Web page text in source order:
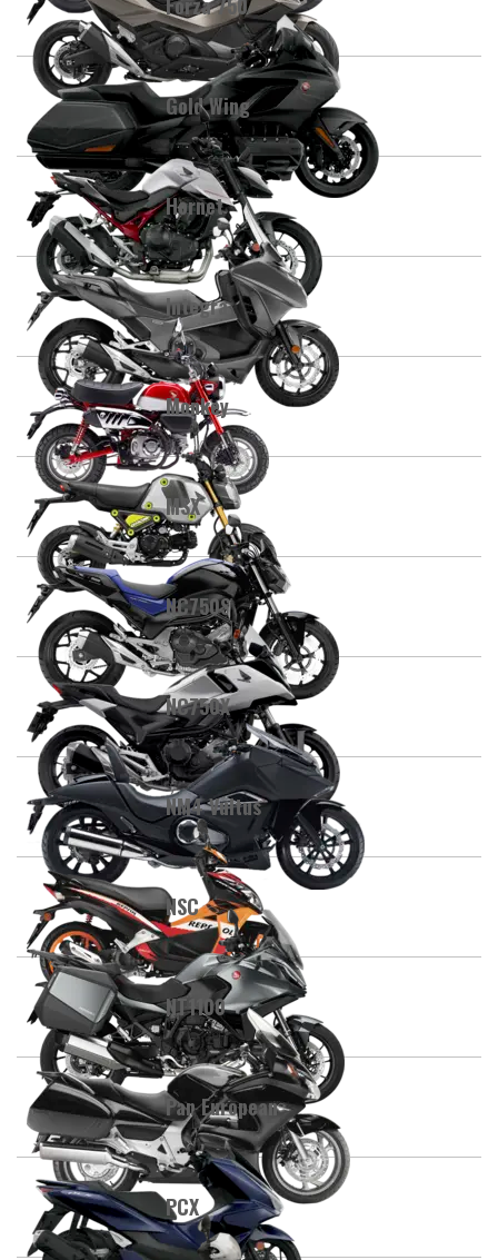
Gold Wing
Hornet
Integra
Monkey
MSX
NC750S
NC750X
NM4 Vultus
NSC
NT1100
Pan European
PCX